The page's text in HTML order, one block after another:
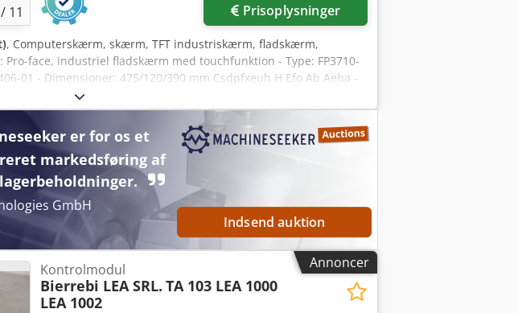
/ 11 Prisoplysninger
, Computerskærm, skærm, TFT industriskærm, fladskærm,
face, industriel fladskærm med touchfunktion - Type: FP3710-
01 - Dimensioner: 475/120/390 mm Csdpfxeuh H Efo Ab Aeha -
er for os et
markedsføring af
GmbH
Indsend auktion
Annoncer
Kontrolmodul
Bierrebi LEA SRL. TA 103 LEA 1000
LEA 1002